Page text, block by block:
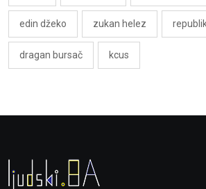
edin džeko zukan helez
dragan bursač kcus